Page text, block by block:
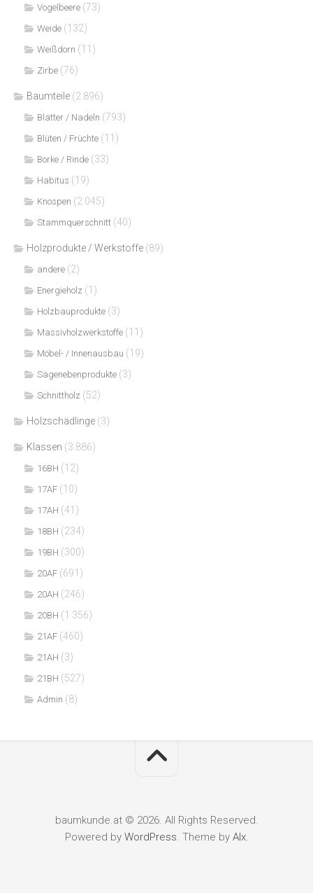
Vogelbeere (73)
Weide (132)
Weißdorn (11)
Zirbe (76)
Baumteile (2.896)
Blätter / Nadeln (793)
Blüten / Früchte (11)
Borke / Rinde (33)
Habitus (19)
Knospen (2.045)
Stammquerschnitt (40)
Holzprodukte / Werkstoffe (89)
andere (2)
Energieholz (1)
Holzbauprodukte (3)
Massivholzwerkstoffe (11)
Möbel- / Innenausbau (19)
Sägenebenprodukte (3)
Schnittholz (52)
Holzschädlinge (3)
Klassen (3.886)
16BH (12)
17AF (10)
17AH (41)
18BH (234)
19BH (300)
20AF (691)
20AH (246)
20BH (1.356)
21AF (460)
21AH (3)
21BH (527)
Admin (8)
baumkunde.at © 2026. All Rights Reserved.
Powered by WordPress. Theme by Alx.